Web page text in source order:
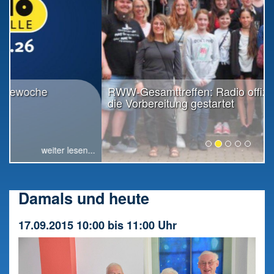
RWW-Gesamttreffen: Radio offiziell in
die Vorbereitung gestartet
weiter lesen...
Damals und heute
17.09.2015 10:00 bis 11:00 Uhr